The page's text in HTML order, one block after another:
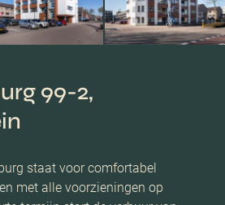
99-2,
staat voor comfortabel
met alle voorzieningen op